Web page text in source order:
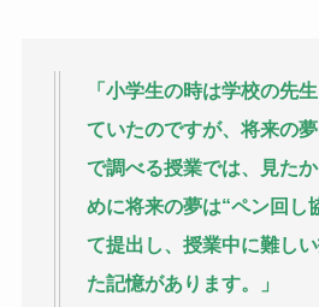
「小学生の時は学校の先
ていたのですが、将来の
で調べる授業では、見た
めに将来の夢は“ペン回し
て提出し、授業中に難し
た記憶があります。」